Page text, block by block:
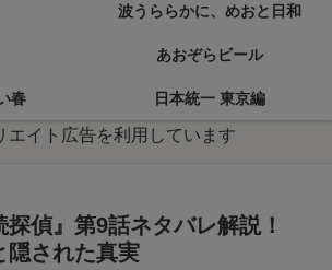
波うららかに、めおと日和
あおぞらビール
春 日本統一 東京編
エイト広告を利用しています
探偵』第9話ネタバレ解説！
隠された真実